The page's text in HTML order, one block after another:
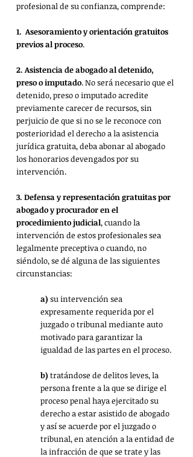
profesional de su confianza, comprende:
1. Asesoramiento y orientación gratuitos
previos al proceso.
2. Asistencia de abogado al detenido,
preso o imputado. No será necesario que el
detenido, preso o imputado acredite
previamente carecer de recursos, sin
perjuicio de que si no se le reconoce con
posterioridad el derecho a la asistencia
jurídica gratuita, deba abonar al abogado
los honorarios devengados por su
intervención.
3. Defensa y representación gratuitas por
abogado y procurador en el
procedimiento judicial, cuando la
intervención de estos profesionales sea
legalmente preceptiva o cuando, no
siéndolo, se dé alguna de las siguientes
circunstancias:
a) su intervención sea
expresamente requerida por el
juzgado o tribunal mediante auto
motivado para garantizar la
igualdad de las partes en el proceso.
b) tratándose de delitos leves, la
persona frente a la que se dirige el
proceso penal haya ejercitado su
derecho a estar asistido de abogado
y así se acuerde por el juzgado o
tribunal, en atención a la entidad de
la infracción de que se trate y las